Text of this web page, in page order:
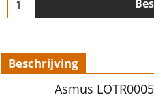
Beschrijving
Asmus